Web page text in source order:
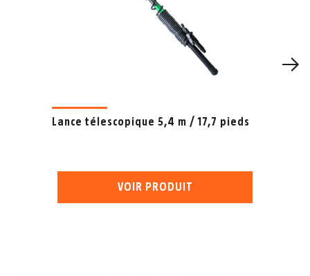
Lance télescopique 5,4 m / 17,7 pieds
VOIR PRODUIT